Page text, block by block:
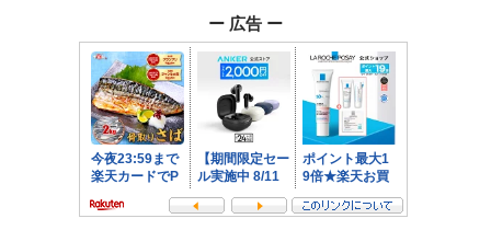
ー 広告 ー